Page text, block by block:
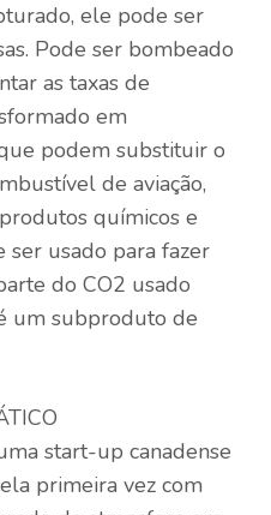
ele pode ser
Pode ser bombeado
as taxas de
em
podem substituir o
de aviação,
químicos e
ser usado para fazer
do CO2 usado
um subproduto de
start-up canadense
primeira vez com